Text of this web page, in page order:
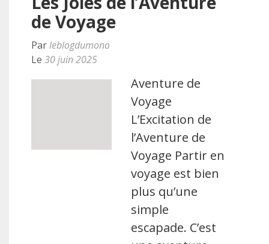
de Voyage
Parleblogdumono
Le 30 juin 2025
Aventure de
Voyage
L’Excitation de
l’Aventure de
Voyage Partir en
voyage est bien
plus qu’une
simple
escapade. C’est